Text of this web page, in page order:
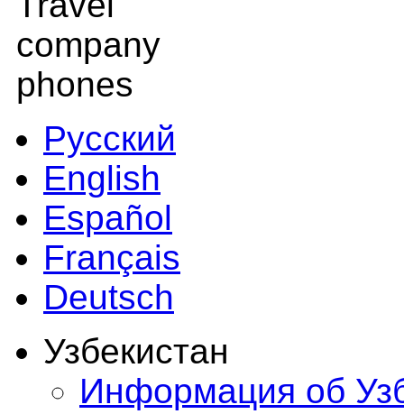
Русский
English
Español
Français
Deutsch
Узбекистан
Информация об